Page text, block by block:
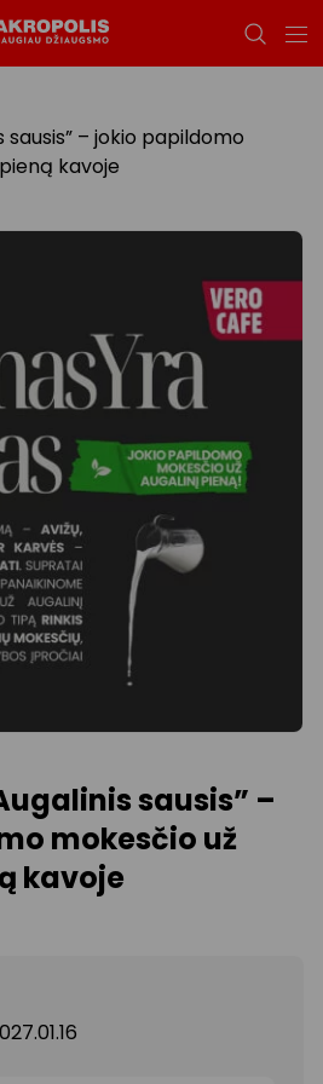
sausis” – jokio papildomo
kavoje
sausis” –
mokesčio už
kavoje